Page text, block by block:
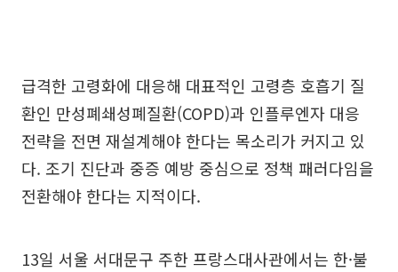
급격한 고령화에 대응해 대표적인 고령층 호흡기 질
환인 만성폐쇄성폐질환(COPD)과 인플루엔자 대응
전략을 전면 재설계해야 한다는 목소리가 커지고 있
다. 조기 진단과 중증 예방 중심으로 정책 패러다임을
전환해야 한다는 지적이다.
13일 서울 서대문구 주한 프랑스대사관에서는 한·불